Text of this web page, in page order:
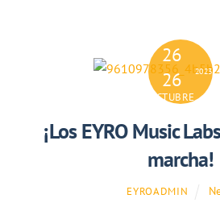
26
26
OCTUBRE
2023
¡Los EYRO Music
marcha!
EYROADMIN